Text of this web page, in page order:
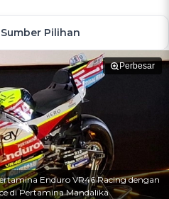
Pilihan
Perbesar
Enduro VR46 Racing dengan
di Pertamina Mandalika